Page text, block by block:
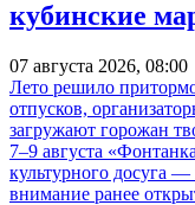
кубинские
07 августа 2026, 08:00
Лето решило
отпусков,
загружают горожан
7–9 августа
культурного досуга
внимание ранее